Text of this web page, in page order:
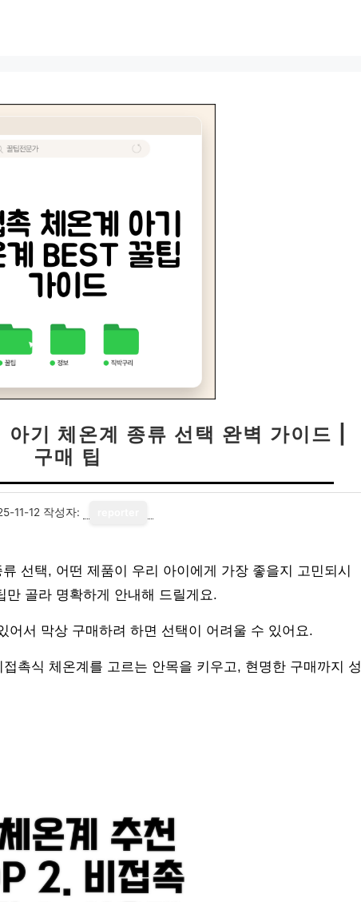
기 체온계 종류 선택 완벽 가이드 |
구매 팁
11-12 작성자:
선택, 어떤 제품이 우리 아이에게 가장 좋을지 고민되시
골라 명확하게 안내해 드릴게요.
어서 막상 구매하려 하면 선택이 어려울 수 있어요.
촉식 체온계를 고르는 안목을 키우고, 현명한 구매까지 성